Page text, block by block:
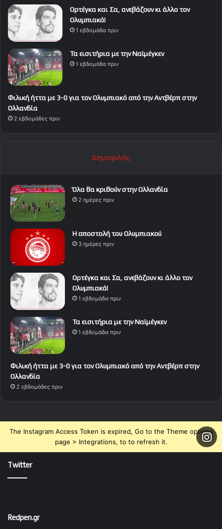
Ορτέγκα και Σα, ανεβάζουν κι άλλο τον
Ολυμπιακό!
1 εβδομάδα πριν
Τα εισιτήρια με την Ναϊμέγκεν
1 εβδομάδα πριν
Φιλική ήττα με 3-0 για τον Ολυμπιακό από την Αντβέρπ στην
Ολλανδία
2 εβδομάδες πριν
Δημοφιλής
Όλα θα κριθούν στην Ολλανδία
2 ημέρες πριν
Η αποστολή του Ολυμπιακού
3 ημέρες πριν
Ορτέγκα και Σα, ανεβάζουν κι άλλο τον
Ολυμπιακό!
1 εβδομάδα πριν
Τα εισιτήρια με την Ναϊμέγκεν
1 εβδομάδα πριν
Φιλική ήττα με 3-0 για τον Ολυμπιακό από την Αντβέρπ στην
Ολλανδία
2 εβδομάδες πριν
The Instagram Access Token is expired, Go to the Theme options
page > Integrations, to to refresh it.
Twitter
Redpen.gr